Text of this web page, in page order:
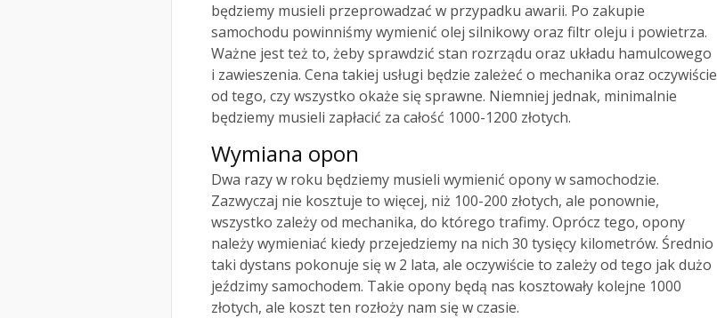
będziemy musieli przeprowadzać w przypadku awarii. Po zakupie
samochodu powinniśmy wymienić olej silnikowy oraz filtr oleju i powietrza.
Ważne jest też to, żeby sprawdzić stan rozrządu oraz układu hamulcowego
i zawieszenia. Cena takiej usługi będzie zależeć o mechanika oraz oczywiście
od tego, czy wszystko okaże się sprawne. Niemniej jednak, minimalnie
będziemy musieli zapłacić za całość 1000-1200 złotych.
Wymiana opon
Dwa razy w roku będziemy musieli wymienić opony w samochodzie.
Zazwyczaj nie kosztuje to więcej, niż 100-200 złotych, ale ponownie,
wszystko zależy od mechanika, do którego trafimy. Oprócz tego, opony
należy wymieniać kiedy przejedziemy na nich 30 tysięcy kilometrów. Średnio
taki dystans pokonuje się w 2 lata, ale oczywiście to zależy od tego jak dużo
jeździmy samochodem. Takie opony będą nas kosztowały kolejne 1000
złotych, ale koszt ten rozłoży nam się w czasie.